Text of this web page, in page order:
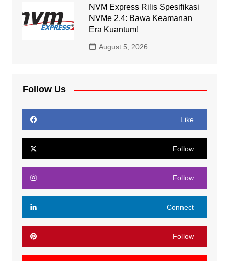
NVM Express Rilis Spesifikasi
NVMe 2.4: Bawa Keamanan
Era Kuantum!
August 5, 2026
Follow Us
Like
Follow
Follow
Connect
Follow